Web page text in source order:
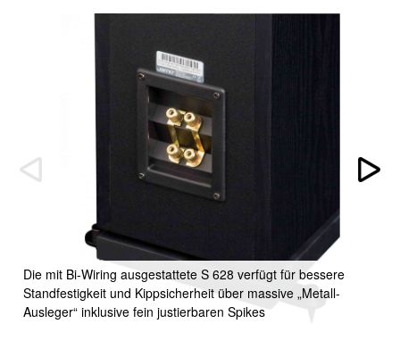
Die mit Bi-Wiring ausgestattete S 628 verfügt für bessere
Standfestigkeit und Kippsicherheit über massive „Metall-
Ausleger“ inklusive fein justierbaren Spikes